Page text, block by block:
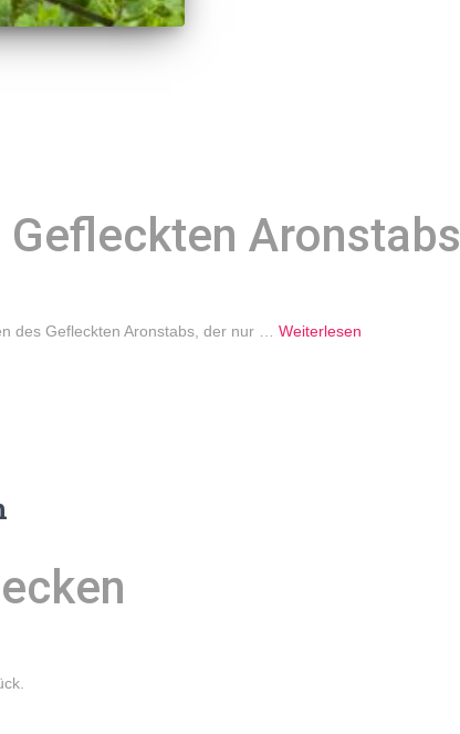
Gefleckten Aronstabs
des Gefleckten Aronstabs, der nur … Weiterlesen